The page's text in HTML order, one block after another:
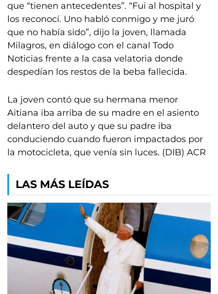
que “tienen antecedentes”. “Fui al hospital y
los reconocí. Uno habló conmigo y me juró
que no había sido”, dijo la joven, llamada
Milagros, en diálogo con el canal Todo
Noticias frente a la casa velatoria donde
despedían los restos de la beba fallecida.
La joven contó que su hermana menor
Aitiana iba arriba de su madre en el asiento
delantero del auto y que su padre iba
conduciendo cuando fueron impactados por
la motocicleta, que venía sin luces. (DIB) ACR
LAS MÁS LEÍDAS